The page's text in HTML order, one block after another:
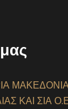
ΚΑΙ ΣΙΑ